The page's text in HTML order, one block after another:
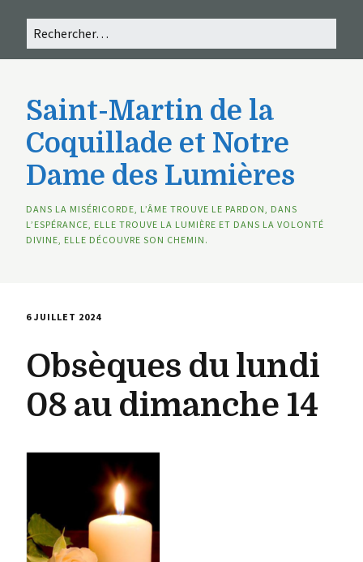
Saint-Martin de la
Coquillade et Notre
Dame des Lumières
DANS LA MISÉRICORDE, L’ÂME TROUVE LE PARDON, DANS
L’ESPÉRANCE, ELLE TROUVE LA LUMIÈRE ET DANS LA VOLONTÉ
DIVINE, ELLE DÉCOUVRE SON CHEMIN.
6 JUILLET 2024
Obsèques du lundi
08 au dimanche 14